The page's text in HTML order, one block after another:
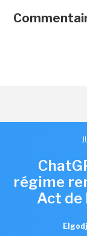
régime
Act de